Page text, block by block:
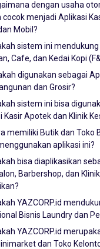
dengan usaha
cocok menjadi Aplikasi
Mobil?
sistem ini mendukung
Cafe, dan Kedai Kopi
digunakan sebagai
dan Grosir?
sistem ini bisa
Kasir Apotek dan Klinik
memiliki Butik dan Toko
aplikasi ini?
bisa diaplikasikan
Barbershop, dan Klinik
YAZCORP.id
Bisnis Laundry dan
YAZCORP.id
dan Toko